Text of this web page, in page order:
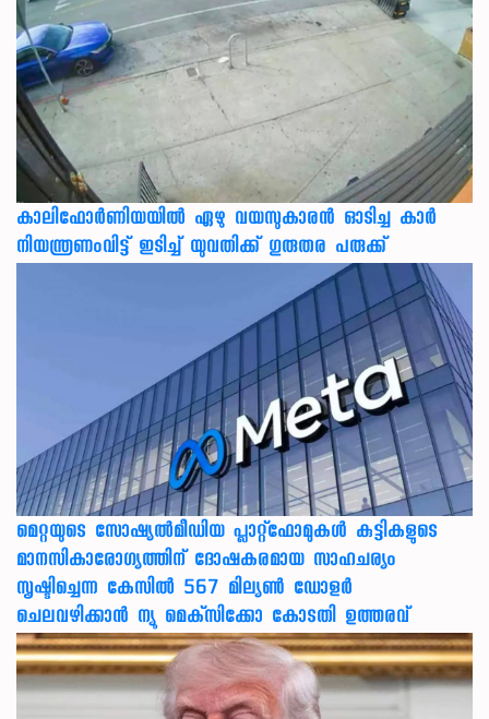
കാലിഫോര്‍ണിയയില്‍ ഏഴു വയസുകാരന്‍ ഓടിച്ച കാര്‍
നിയന്ത്രണംവിട്ട് ഇടിച്ച് യുവതിക്ക് ഗുരുതര പരുക്ക്
മെറ്റയുടെ സോഷ്യല്‍മീഡിയ പ്ലാറ്റ്‌ഫോമുകള്‍ കുട്ടികളുടെ
മാനസികാരോഗ്യത്തിന് ദോഷകരമായ സാഹചര്യം
സൃഷ്ടിച്ചെന്ന കേസില്‍ 567 മില്യണ്‍ ഡോളര്‍
ചെലവഴിക്കാന്‍ ന്യൂ മെക്‌സിക്കോ കോടതി ഉത്തരവ്